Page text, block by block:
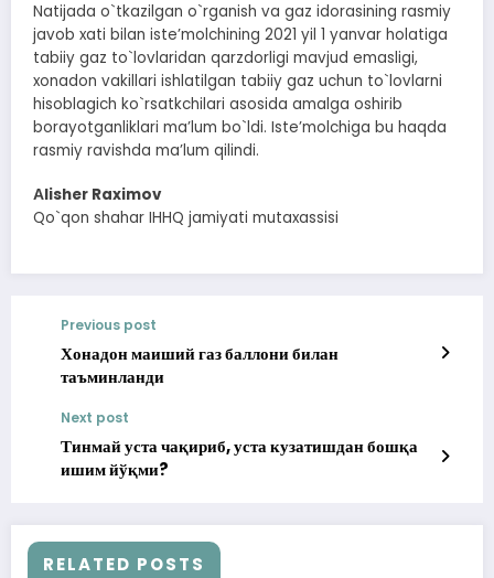
Natijada o`tkazilgan o`rganish va gaz idorasining rasmiy
javob xati bilan isteʼmolchining 2021 yil 1 yanvar holatiga
tabiiy gaz to`lovlaridan qarzdorligi mavjud emasligi,
xonadon vakillari ishlatilgan tabiiy gaz uchun to`lovlarni
hisoblagich ko`rsatkchilari asosida amalga oshirib
borayotganliklari maʼlum bo`ldi. Isteʼmolchiga bu haqda
rasmiy ravishda maʼlum qilindi.
Аlisher Raximov
Qo`qon shahar IHHQ jamiyati mutaxassisi
Previous post
Хонадон маиший газ баллони билан
таъминланди
Next post
Тинмай уста чақириб, уста кузатишдан бошқа
ишим йўқми?
RELATED POSTS